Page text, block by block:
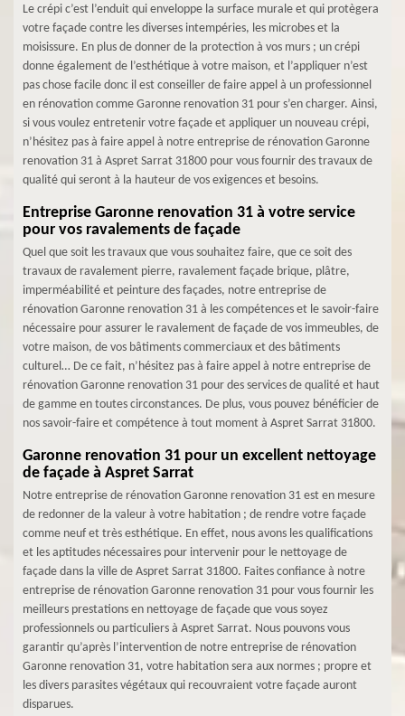
Le crépi c’est l’enduit qui enveloppe la surface murale et qui protègera
votre façade contre les diverses intempéries, les microbes et la
moisissure. En plus de donner de la protection à vos murs ; un crépi
donne également de l’esthétique à votre maison, et l’appliquer n’est
pas chose facile donc il est conseiller de faire appel à un professionnel
en rénovation comme Garonne renovation 31 pour s’en charger. Ainsi,
si vous voulez entretenir votre façade et appliquer un nouveau crépi,
n’hésitez pas à faire appel à notre entreprise de rénovation Garonne
renovation 31 à Aspret Sarrat 31800 pour vous fournir des travaux de
qualité qui seront à la hauteur de vos exigences et besoins.
Entreprise Garonne renovation 31 à votre service
pour vos ravalements de façade
Quel que soit les travaux que vous souhaitez faire, que ce soit des
travaux de ravalement pierre, ravalement façade brique, plâtre,
imperméabilité et peinture des façades, notre entreprise de
rénovation Garonne renovation 31 à les compétences et le savoir-faire
nécessaire pour assurer le ravalement de façade de vos immeubles, de
votre maison, de vos bâtiments commerciaux et des bâtiments
culturel… De ce fait, n’hésitez pas à faire appel à notre entreprise de
rénovation Garonne renovation 31 pour des services de qualité et haut
de gamme en toutes circonstances. De plus, vous pouvez bénéficier de
nos savoir-faire et compétence à tout moment à Aspret Sarrat 31800.
Garonne renovation 31 pour un excellent nettoyage
de façade à Aspret Sarrat
Notre entreprise de rénovation Garonne renovation 31 est en mesure
de redonner de la valeur à votre habitation ; de rendre votre façade
comme neuf et très esthétique. En effet, nous avons les qualifications
et les aptitudes nécessaires pour intervenir pour le nettoyage de
façade dans la ville de Aspret Sarrat 31800. Faites confiance à notre
entreprise de rénovation Garonne renovation 31 pour vous fournir les
meilleurs prestations en nettoyage de façade que vous soyez
professionnels ou particuliers à Aspret Sarrat. Nous pouvons vous
garantir qu’après l’intervention de notre entreprise de rénovation
Garonne renovation 31, votre habitation sera aux normes ; propre et
les divers parasites végétaux qui recouvraient votre façade auront
disparues.